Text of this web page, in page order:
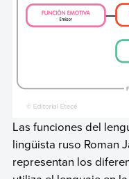
Las funciones del
lingüista ruso Roman
representan los